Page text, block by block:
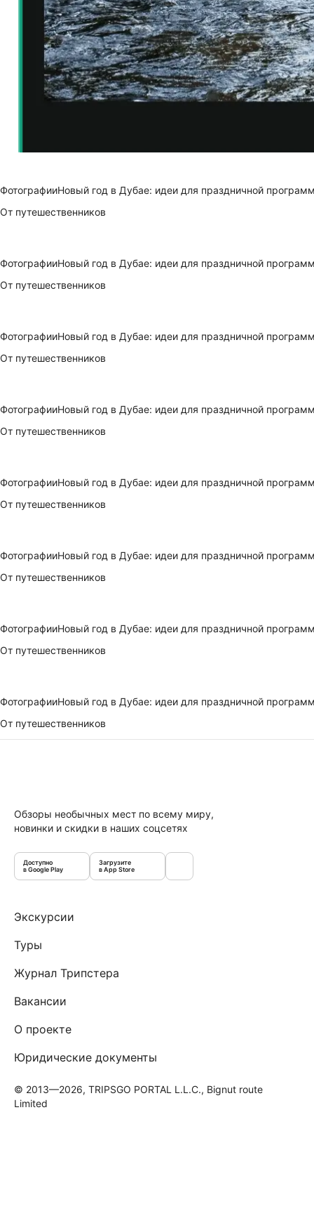
ФотографииНовый год в Дубае: идеи для праздничной
От путешественников
ФотографииНовый год в Дубае: идеи для праздничной
От путешественников
ФотографииНовый год в Дубае: идеи для праздничной
От путешественников
ФотографииНовый год в Дубае: идеи для праздничной
От путешественников
ФотографииНовый год в Дубае: идеи для праздничной
От путешественников
ФотографииНовый год в Дубае: идеи для праздничной
От путешественников
ФотографииНовый год в Дубае: идеи для праздничной
От путешественников
ФотографииНовый год в Дубае: идеи для праздничной
От путешественников
Обзоры необычных мест по всему миру,
новинки и скидки в наших соцсетях
Доступно
в Google Play
Загрузите
в App Store
Экскурсии
Туры
Журнал Трипстера
Вакансии
О проекте
Юридические документы
© 2013—2026, TRIPSGO PORTAL L.L.C., Bignut route
Limited